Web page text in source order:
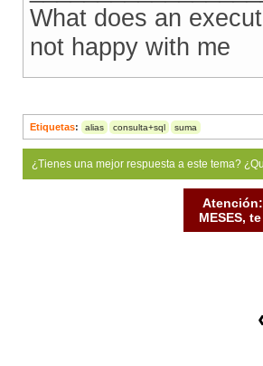
What does an
not happy with me
Etiquetas: alias consulta+sql suma
¿Tienes una mejor respuesta a este tema?
MESES,